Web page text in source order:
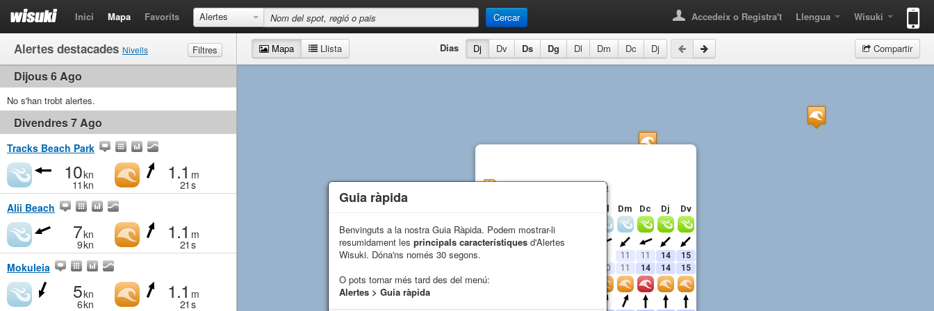
Inici Mapa Favorits Alertes Cercar Accedeix o Registra't Llengua Wisuki
Alertes destacades Nivells
Filtres
Vent
Onades
Dijous 6 Ago
No s'han trobt alertes.
Divendres 7 Ago
Tracks Beach Park
10kn
11 kn
1.1 m
21 s
Alii Beach
7kn
9kn
1.1 m
21 s
Mokuleia
5kn
6kn
1.1 m
21 s
Mapa Llista Dias Dj Dv Ds Dg Dl Dm Dc Dj Compartir
Makaha Beach Previsió
Dl Dm Dc Dj
Dv
Direcció
11 11 14 15
10 11 14 14 15
Onades
Guia ràpida
Benvinguts a la nostra Guia Ràpida. Podem mostrar-li
resumidament les principals característiques d'Alertes
Wisuki. Dóna'ns només 30 segons.
O pots tornar més tard des del menú:
Alertes > Guia ràpida
Guia ràpida
Benvinguts a la nostra Guia Ràpida. Podem mostrar-li
resumidament les principals característiques d'Alertes
Wisuki. Dóna'ns només 30 segons.
O pots tornar més tard des del menú:
Alertes > Guia ràpida